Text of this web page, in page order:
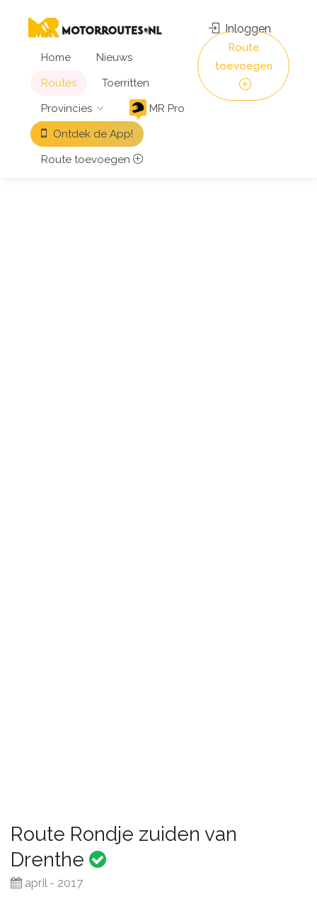
Home
Nieuws
Routes
Toerritten
Provincies
MR Pro
Ontdek de App!
Route toevoegen
Inloggen
Route
toevoegen
Route Rondje zuiden van
Drenthe
april - 2017